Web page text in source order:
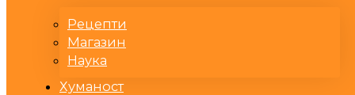
Рецепти
Магазин
Наука
Хуманост